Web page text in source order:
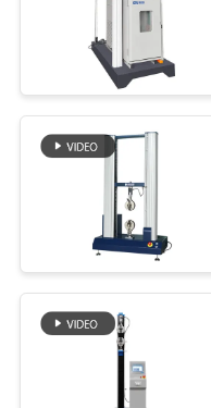
গোপনীয়তা
নীতি
তাপমাত্রা